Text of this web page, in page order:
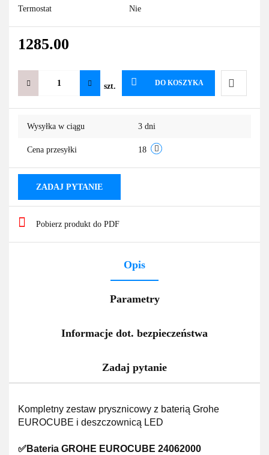
Termostat Nie
1285.00
szt. DO KOSZYKA
Do
Wysyłka w ciągu 3 dni
Cena przesyłki 18
ZADAJ PYTANIE
Pobierz produkt do PDF
Opis
Parametry
Informacje dot. bezpieczeństwa
Zadaj pytanie
Kompletny zestaw prysznicowy z baterią Grohe
EUROCUBE i deszczownicą LED
✅Bateria GROHE EUROCUBE 24062000